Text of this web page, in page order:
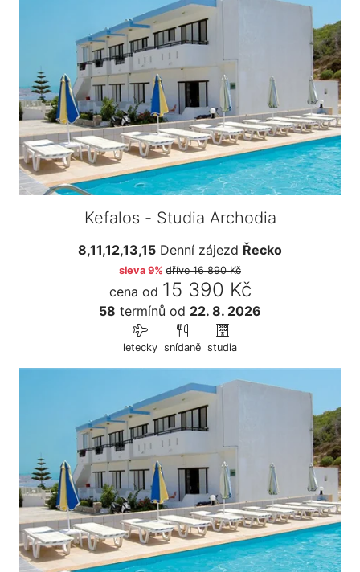
Kefalos - Studia Archodia
8,11,12,13,15 Denní zájezd Řecko
sleva 9% dříve16 890 Kč
cena od 15 390 Kč
58 termínů od 22. 8. 2026
letecky snídaně studia